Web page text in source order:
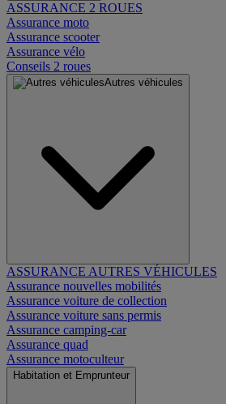
ASSURANCE 2 ROUES
Assurance moto
Assurance scooter
Assurance vélo
Conseils 2 roues
Autres véhicules
ASSURANCE AUTRES VÉHICULES
Assurance nouvelles mobilités
Assurance voiture de collection
Assurance voiture sans permis
Assurance camping-car
Assurance quad
Assurance motoculteur
Habitation et Emprunteur